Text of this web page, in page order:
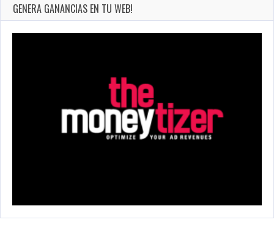
GENERA GANANCIAS EN TU WEB!